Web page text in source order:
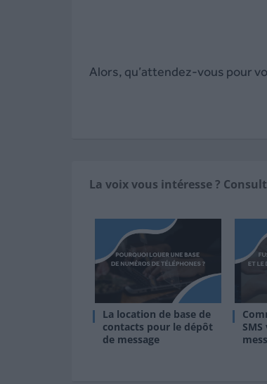
Alors, qu’attendez-vous pour
La voix vous intéresse ?
La location de base de
contacts pour le dépôt
de message